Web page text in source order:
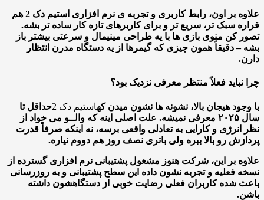
علاوه بر اون، رابط کاربری و تجربه ی نرم افزاری استیم دک 2 هم
سبک تر، سریع تر و برای کاربرهای تازه کار ساده تر بشه.
کن منوی بازی ها با یه طراحی مینیمال و سرعتی بیشتر باز
– دقیقاً همون چیزی که گیمرها از یه دستگاه مدرن انتظار
فعلاً منتظر معرفی نزدیک بود؟
هیجان بالا، نشونه ها نشون میدن کهاستیم دک 2 حداقل تا
سال ۲۰۲۵ معرفی نمیشه. علت اصلی اینه که والــو می خواد از
و کارایی به تعادلی واقعی برسه، نه اینکه صرفاً قدرت
رو بالا ببره ولی باتری نصف روز هم دووم نیاره.
بر این، شرکت هنوز مشغول پشتیبانی نرم افزاری گسترده از
فعلیه و تجربه نشون داده این سطح پشتیبانی و به روزرسانی
شده کاربران فعلی رضایت خوبی از دستگاهشون داشته